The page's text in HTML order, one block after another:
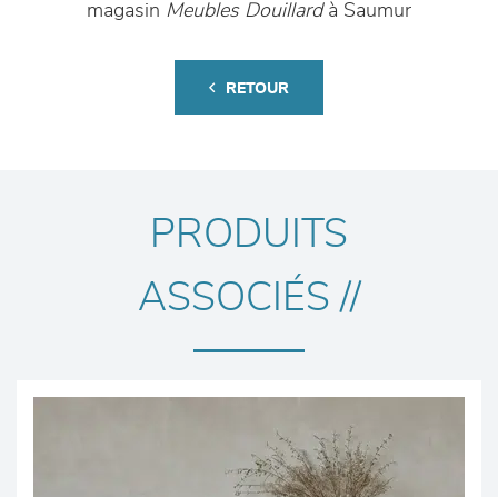
magasin Meubles Douillardà Saumur
RETOUR
PRODUITS
ASSOCIÉS //